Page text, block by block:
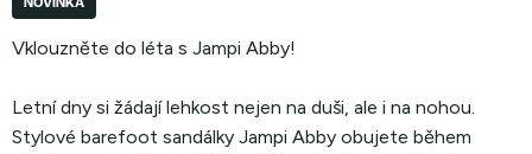
NOVINKA
Vklouzněte do léta s Jampi Abby!
Letní dny si žádají lehkost nejen na duši, ale i na nohou.
Stylové barefoot sandálky Jampi Abby obujete během